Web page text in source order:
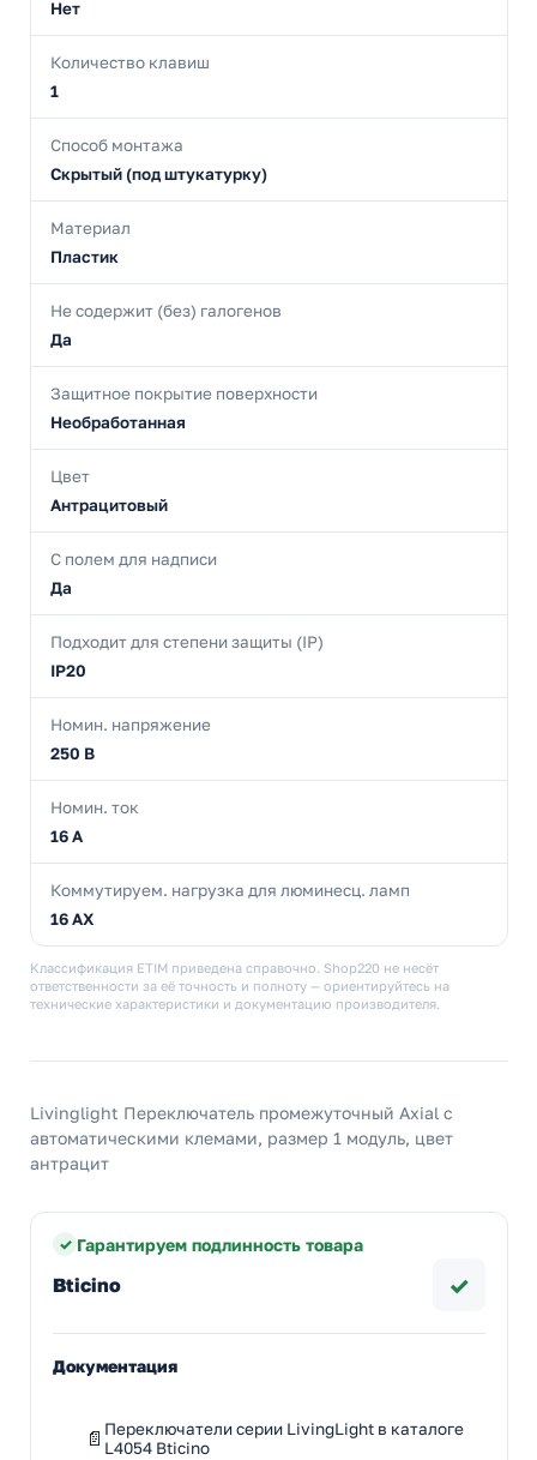
Нет
Количество клавиш
1
Способ монтажа
Скрытый (под штукатурку)
Материал
Пластик
Не содержит (без) галогенов
Да
Защитное покрытие поверхности
Необработанная
Цвет
Антрацитовый
С полем для надписи
Да
Подходит для степени защиты (IP)
IP20
Номин. напряжение
250 В
Номин. ток
16 А
Коммутируем. нагрузка для люминесц. ламп
16 AX
Классификация ETIM приведена справочно. Shop220 не несёт
ответственности за её точность и полноту — ориентируйтесь на
технические характеристики и документацию производителя.
Livinglight Переключатель промежуточный Axial с
автоматическими клемами, размер 1 модуль, цвет
антрацит
Гарантируем подлинность товара
Bticino ✓
Документация
Переключатели серии LivingLight в каталоге
L4054 Bticino